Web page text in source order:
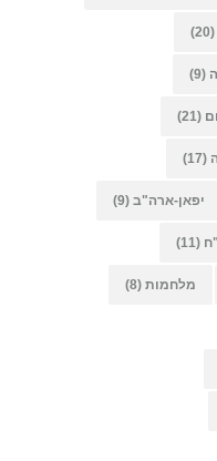
(20)
(9)
(21)
(17)
יפאן-ארה"ב (9)
(11)
מלחמות (8)